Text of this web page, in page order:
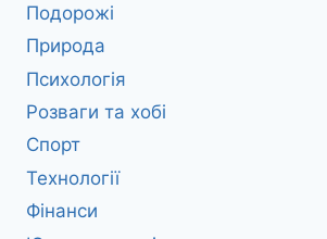
Подорожі
Природа
Психологія
Розваги та хобі
Спорт
Технології
Фінанси